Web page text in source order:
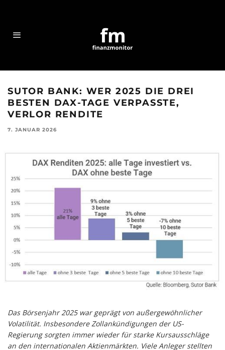
SUTOR BANK: WER 2025 DIE DREI
BESTEN DAX-TAGE VERPASSTE,
VERLOR RENDITE
7. JANUAR 2026
Das Börsenjahr 2025 war geprägt von außergewöhnlicher
Volatilität. Insbesondere Zollankündigungen der US-
Regierung sorgten immer wieder für starke Kursausschläge
an den internationalen Aktienmärkten. Viele Anleger stellten